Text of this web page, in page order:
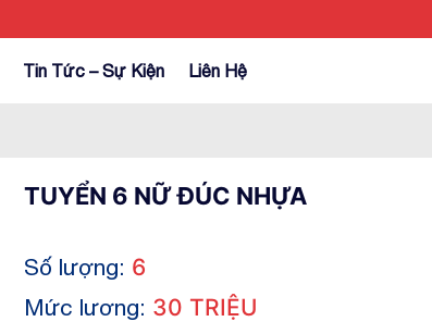
Tin Tức – Sự Kiện Liên Hệ
TUYỂN 6 NỮ ĐÚC NHỰA
Số lượng: 6
Mức lương: 30 TRIỆU